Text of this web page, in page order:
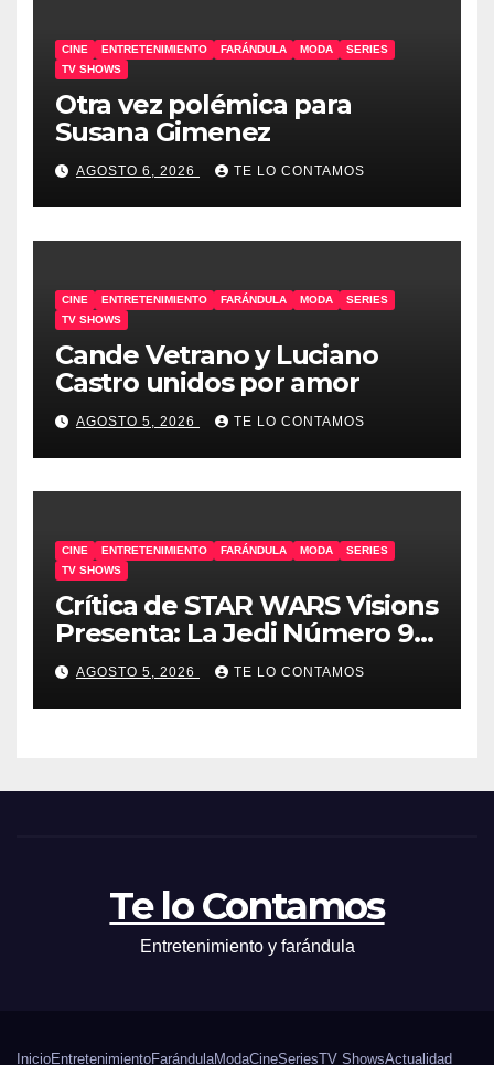
CINE ENTRETENIMIENTO FARÁNDULA MODA
SERIES
TV SHOWS
Otra vez polémica para
Susana Gimenez
AGOSTO 6, 2026 TE LO CONTAMOS
CINE ENTRETENIMIENTO FARÁNDULA MODA
SERIES
TV SHOWS
Cande Vetrano y Luciano
Castro unidos por amor
AGOSTO 5, 2026 TE LO CONTAMOS
CINE ENTRETENIMIENTO FARÁNDULA MODA
SERIES
TV SHOWS
Crítica de STAR WARS Visions
Presenta: La Jedi Número 9 |
SIN SPOILERS
AGOSTO 5, 2026 TE LO CONTAMOS
Te lo Contamos
Entretenimiento y farándula
InicioEntretenimientoFarándulaModaCineSeriesTV ShowsActualidad